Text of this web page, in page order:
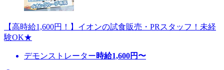
【高時給1,600円！】イオンの試食販売・PRスタッフ！未経
験OK★
デモンストレーター時給1,600円〜